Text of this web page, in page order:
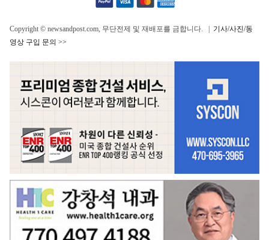
Copyright © newsandpost.com, 무단전제 및 재배포를 금합니다. | 기사/사진/동
영상 구입 문의 >>